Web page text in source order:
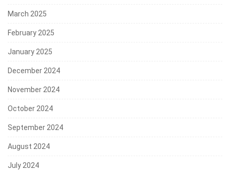
March 2025
February 2025
January 2025
December 2024
November 2024
October 2024
September 2024
August 2024
July 2024